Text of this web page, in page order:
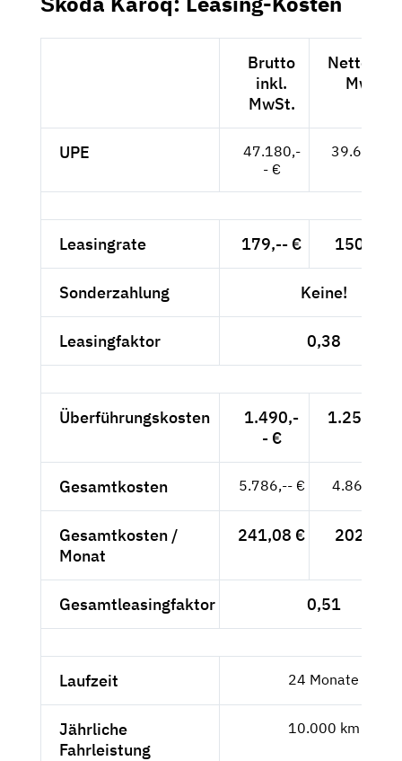
Brutto
inkl.
MwSt.
Netto
MwSt.
UPE
47.180,-
- €
39.647,--
Leasingrate 179,-- € 150,42 €
Sonderzahlung Keine!
Leasingfaktor 0,38
Überführungskosten
1.490,-
- €
1.252,10
Gesamtkosten 5.786,-- € 4.862,18
Gesamtkosten /
Monat
241,08 € 202,59 €
Gesamtleasingfaktor 0,51
Laufzeit 24 Monate
Jährliche
Fahrleistung
10.000 km